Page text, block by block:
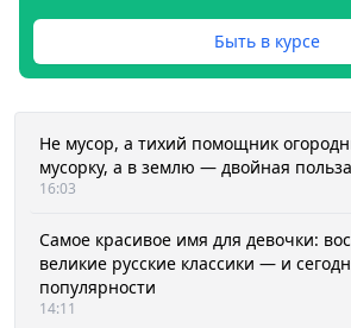
Быть в курсе
Не мусор, а тихий помощник
мусорку, а в землю — двойная польза
16:03
Самое красивое имя для девочки:
великие русские классики — и
популярности
14:11